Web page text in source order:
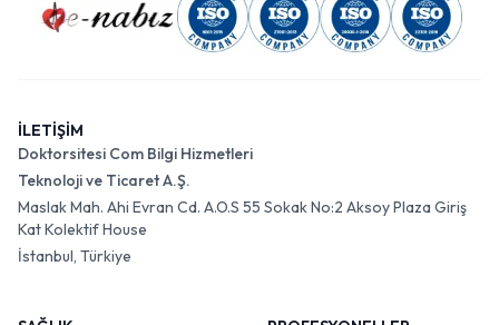
İLETİŞİM
Doktorsitesi Com Bilgi Hizmetleri
Teknoloji ve Ticaret A.Ş.
Maslak Mah. Ahi Evran Cd. A.O.S 55 Sokak No:2 Aksoy Plaza Giriş
Kat Kolektif House
İstanbul, Türkiye